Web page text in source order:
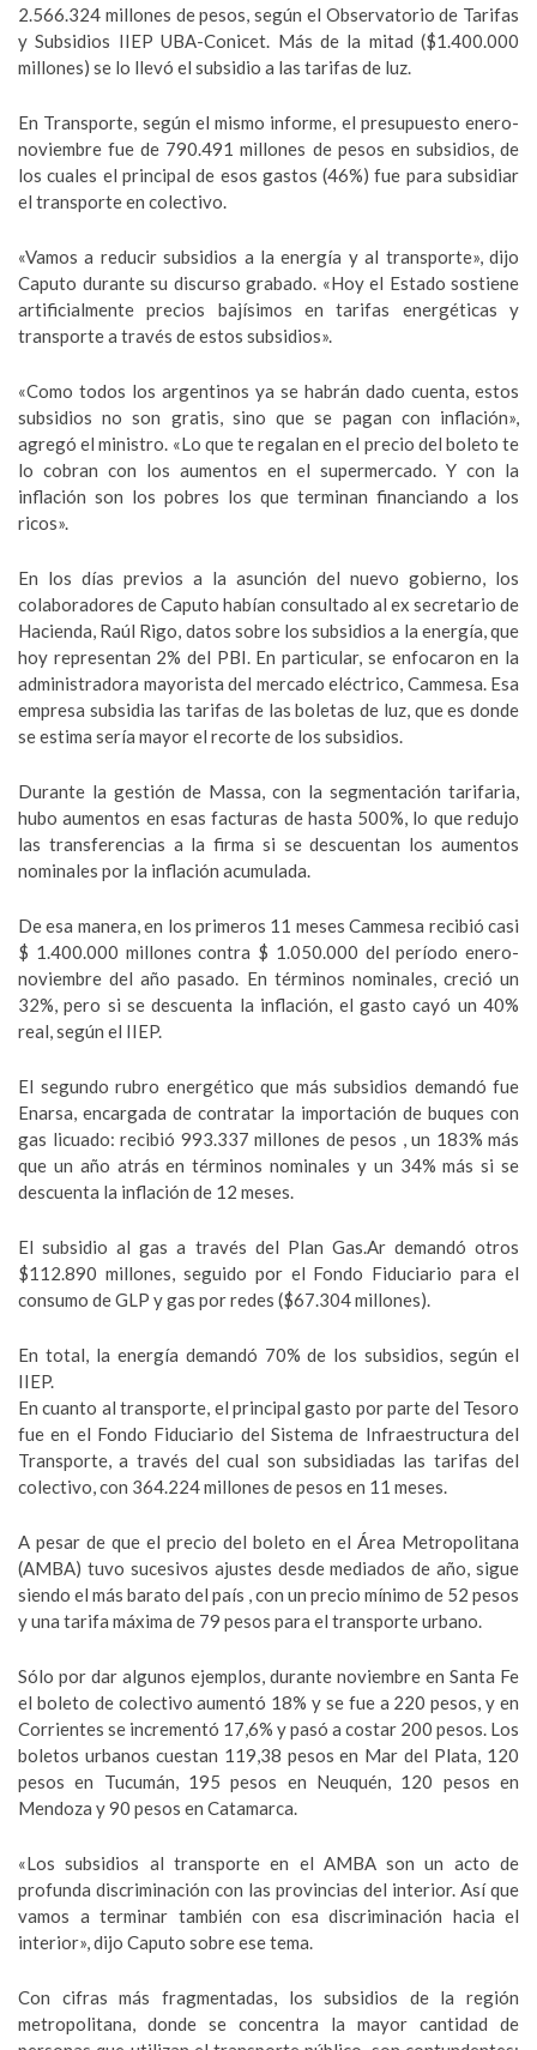
2.566.324 millones de pesos, según el Observatorio de Tarifas
y Subsidios IIEP UBA-Conicet. Más de la mitad ($1.400.000
millones) se lo llevó el subsidio a las tarifas de luz.
En Transporte, según el mismo informe, el presupuesto enero-
noviembre fue de 790.491 millones de pesos en subsidios, de
los cuales el principal de esos gastos (46%) fue para subsidiar
el transporte en colectivo.
«Vamos a reducir subsidios a la energía y al transporte», dijo
Caputo durante su discurso grabado. «Hoy el Estado sostiene
artificialmente precios bajísimos en tarifas energéticas y
transporte a través de estos subsidios».
«Como todos los argentinos ya se habrán dado cuenta, estos
subsidios no son gratis, sino que se pagan con inflación»,
agregó el ministro. «Lo que te regalan en el precio del boleto te
lo cobran con los aumentos en el supermercado. Y con la
inflación son los pobres los que terminan financiando a los
ricos».
En los días previos a la asunción del nuevo gobierno, los
colaboradores de Caputo habían consultado al ex secretario de
Hacienda, Raúl Rigo, datos sobre los subsidios a la energía, que
hoy representan 2% del PBI. En particular, se enfocaron en la
administradora mayorista del mercado eléctrico, Cammesa. Esa
empresa subsidia las tarifas de las boletas de luz, que es donde
se estima sería mayor el recorte de los subsidios.
Durante la gestión de Massa, con la segmentación tarifaria,
hubo aumentos en esas facturas de hasta 500%, lo que redujo
las transferencias a la firma si se descuentan los aumentos
nominales por la inflación acumulada.
De esa manera, en los primeros 11 meses Cammesa recibió casi
$ 1.400.000 millones contra $ 1.050.000 del período enero-
noviembre del año pasado. En términos nominales, creció un
32%, pero si se descuenta la inflación, el gasto cayó un 40%
real, según el IIEP.
El segundo rubro energético que más subsidios demandó fue
Enarsa, encargada de contratar la importación de buques con
gas licuado: recibió 993.337 millones de pesos , un 183% más
que un año atrás en términos nominales y un 34% más si se
descuenta la inflación de 12 meses.
El subsidio al gas a través del Plan Gas.Ar demandó otros
$112.890 millones, seguido por el Fondo Fiduciario para el
consumo de GLP y gas por redes ($67.304 millones).
En total, la energía demandó 70% de los subsidios, según el
IIEP.
En cuanto al transporte, el principal gasto por parte del Tesoro
fue en el Fondo Fiduciario del Sistema de Infraestructura del
Transporte, a través del cual son subsidiadas las tarifas del
colectivo, con 364.224 millones de pesos en 11 meses.
A pesar de que el precio del boleto en el Área Metropolitana
(AMBA) tuvo sucesivos ajustes desde mediados de año, sigue
siendo el más barato del país , con un precio mínimo de 52 pesos
y una tarifa máxima de 79 pesos para el transporte urbano.
Sólo por dar algunos ejemplos, durante noviembre en Santa Fe
el boleto de colectivo aumentó 18% y se fue a 220 pesos, y en
Corrientes se incrementó 17,6% y pasó a costar 200 pesos. Los
boletos urbanos cuestan 119,38 pesos en Mar del Plata, 120
pesos en Tucumán, 195 pesos en Neuquén, 120 pesos en
Mendoza y 90 pesos en Catamarca.
«Los subsidios al transporte en el AMBA son un acto de
profunda discriminación con las provincias del interior. Así que
vamos a terminar también con esa discriminación hacia el
interior», dijo Caputo sobre ese tema.
Con cifras más fragmentadas, los subsidios de la región
metropolitana, donde se concentra la mayor cantidad de